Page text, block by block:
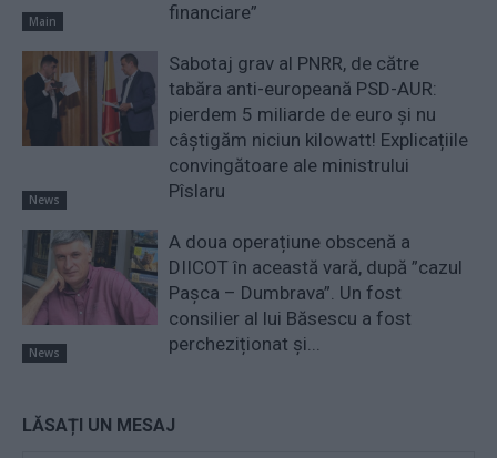
Main
financiare”
News
Sabotaj grav al PNRR, de către
tabăra anti-europeană PSD-AUR:
pierdem 5 miliarde de euro și nu
câștigăm niciun kilowatt! Explicațiile
convingătoare ale ministrului
Pîslaru
News
A doua operațiune obscenă a
DIICOT în această vară, după ”cazul
Pașca – Dumbrava”. Un fost
consilier al lui Băsescu a fost
percheziționat și...
LĂSAȚI UN MESAJ